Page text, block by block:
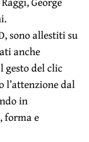
sono allestiti su
anche
gesto del clic
l’attenzione dal
in
forma e